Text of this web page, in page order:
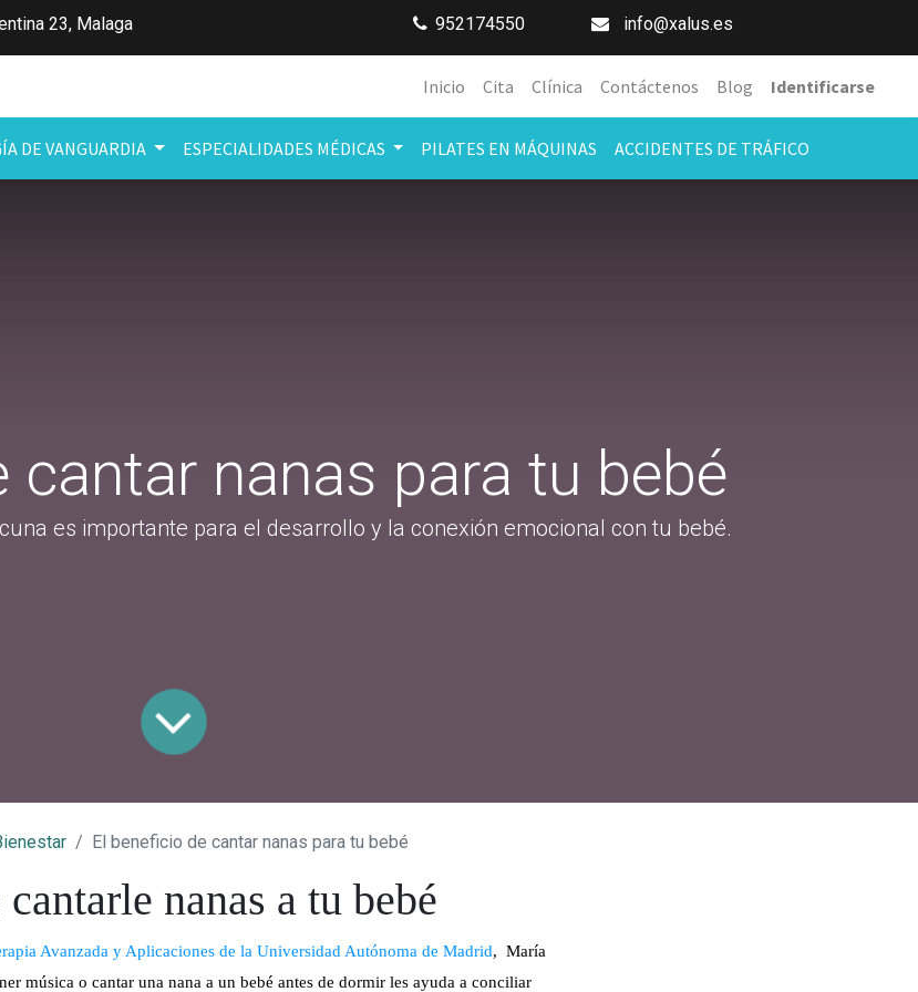
23, Malaga 952174550 info@xalus.es
Inicio Cita Clínica Contáctenos Blog Identificarse
DE VANGUARDIA ESPECIALIDADES MÉDICAS PILATES EN MÁQUINAS ACCIDENTES DE TRÁFICO
cantar nanas para tu bebé
es importante para el desarrollo y la conexión emocional con tu bebé.
El beneficio de cantar nanas para tu bebé
nanas a tu bebé
Avanzada y Aplicaciones de la Universidad Autónoma de Madrid, María
música o cantar una nana a un bebé antes de dormir les ayuda a conciliar